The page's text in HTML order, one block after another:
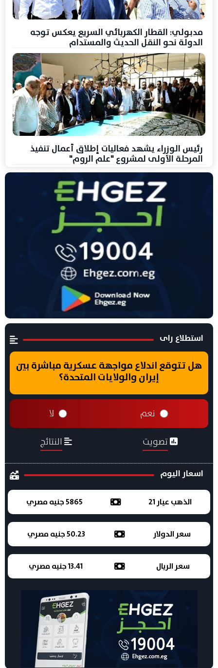
مدبولي: القطار الكهربائي السريع يعكس توجه
الدولة نحو النقل الحديث والمستدام
رئيس الوزراء يشهد فعاليات إطلاق أعمال تنفيذ
المرحلة الأولى لمشروع "علم الروم"
استطلاع راى
هل تتوقع اندلاع مواجهة عسكرية مباشرة بين
إيران والولايات المتحدة؟
نعم لا
تصويت النتائج
اسعار اليوم
الذهب عيار 21 5865 جنيه مصري
سعر الدولار 50.23 جنيه مصري
سعر الريال 13.41 جنيه مصري